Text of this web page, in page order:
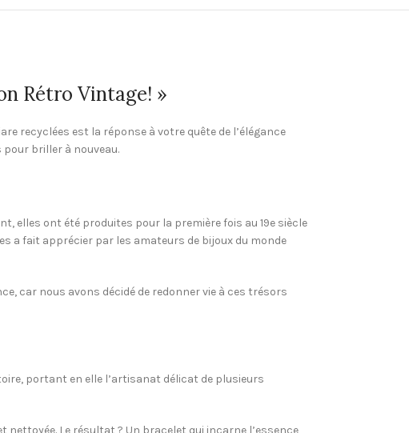
Rétro Vintage! »
recyclées est la réponse à votre quête de l’élégance
briller à nouveau.
elles ont été produites pour la première fois au 19e siècle
a fait apprécier par les amateurs de bijoux du monde
car nous avons décidé de redonner vie à ces trésors
portant en elle l’artisanat délicat de plusieurs
Le résultat ? Un bracelet qui incarne l’essence